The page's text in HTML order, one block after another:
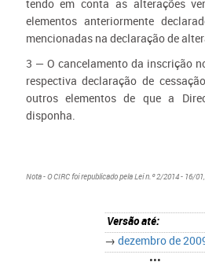
tendo em conta as alterações
elementos anteriormente
mencionadas na declaração de
3 — O cancelamento da inscrição
respectiva declaração de
outros elementos de que a
disponha.
Nota - O CIRC foi republicado pela Lei n.º 2/2014 - 16/
Versão até:
→ dezembro de